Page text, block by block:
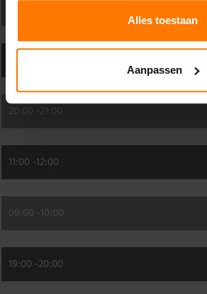
Alles toestaan
Aanpassen
11:00 -12:00
09:00 - 10:00
19:00 -20:00